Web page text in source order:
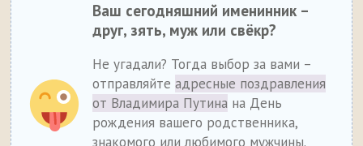
Ваш сегодняшний именинник –
друг, зять, муж или свёкр?
Не угадали? Тогда выбор за вами –
отправляйтеадресные поздравления
от Владимира Путина на День
рождения вашего родственника,
знакомого или любимого мужчины.